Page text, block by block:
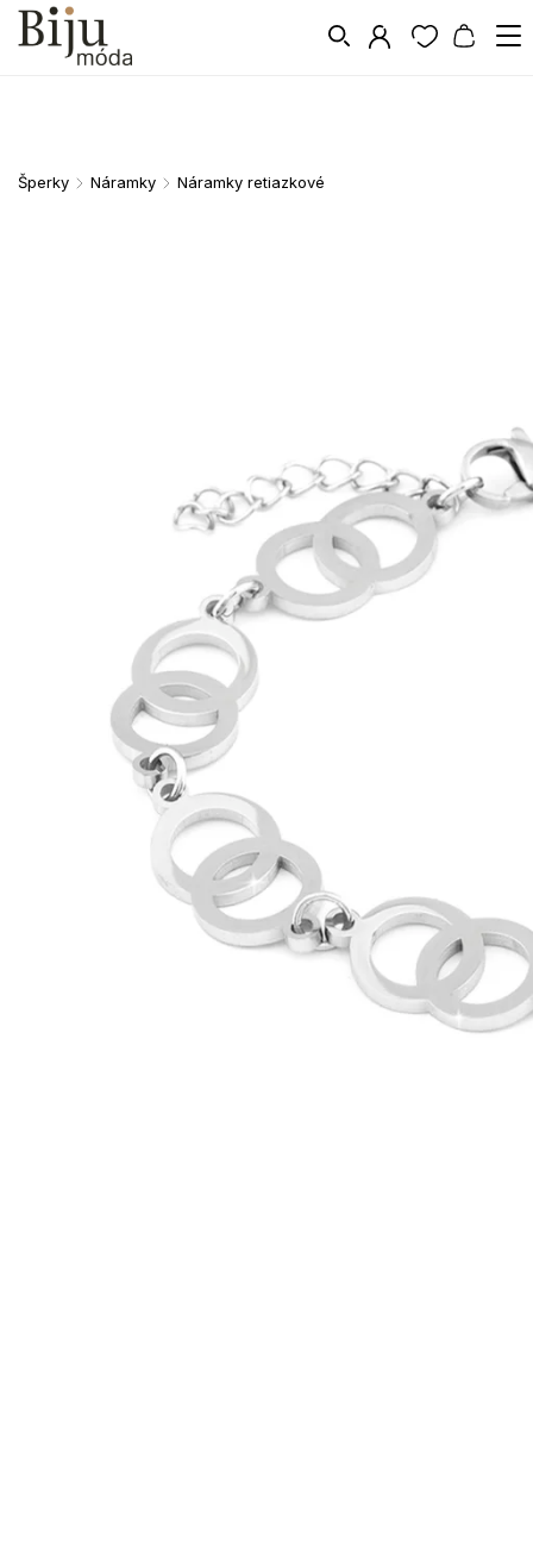
Šperky / Náramky / Náramky retiazkové